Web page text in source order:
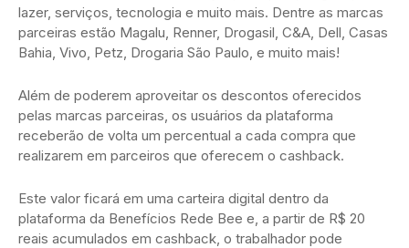
lazer, serviços, tecnologia e muito mais. Dentre as marcas
parceiras estão Magalu, Renner, Drogasil, C&A, Dell, Casas
Bahia, Vivo, Petz, Drogaria São Paulo, e muito mais!
Além de poderem aproveitar os descontos oferecidos
pelas marcas parceiras, os usuários da plataforma
receberão de volta um percentual a cada compra que
realizarem em parceiros que oferecem o cashback.
Este valor ficará em uma carteira digital dentro da
plataforma da Benefícios Rede Bee e, a partir de R$ 20
reais acumulados em cashback, o trabalhador pode